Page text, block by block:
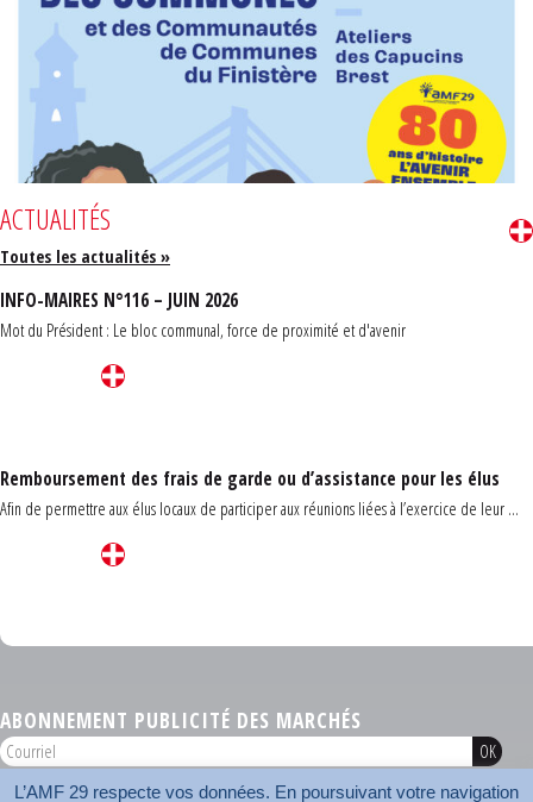
ACTUALITÉS
Toutes les actualités »
INFO-MAIRES N°116 – JUIN 2026
Mot du Président : Le bloc communal, force de proximité et d'avenir
Remboursement des frais de garde ou d’assistance pour les élus
Afin de permettre aux élus locaux de participer aux réunions liées à l’exercice de leur ...
ABONNEMENT PUBLICITÉ DES MARCHÉS
L’AMF 29 respecte vos données. En poursuivant votre navigation